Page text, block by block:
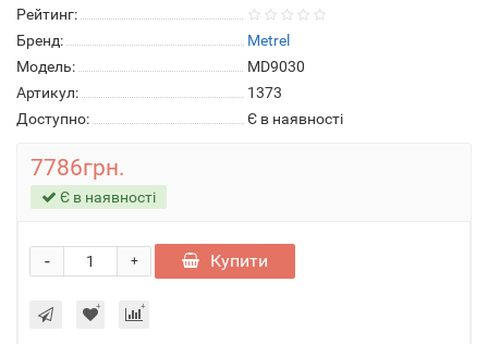
Рейтинг:
Бренд:
Metrel
Модель:
MD9030
Артикул:
1373
Доступно:
Є в наявності
7786грн.
Є в наявності
+
- Купити